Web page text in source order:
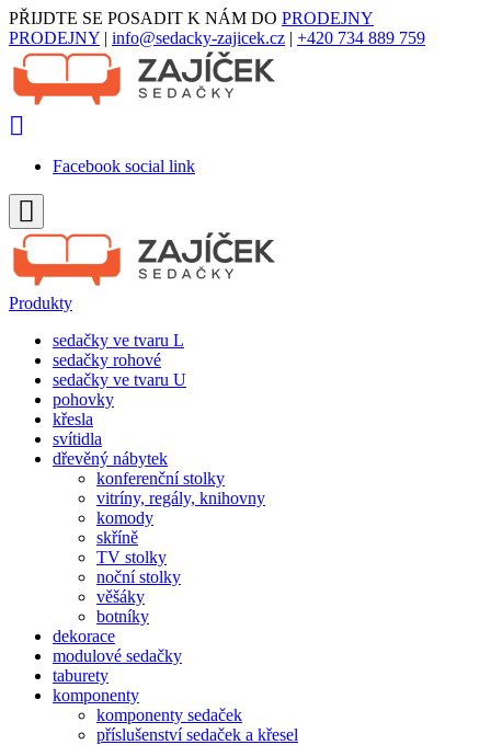
PŘIJDTE SE POSADIT K NÁM DO PRODEJNY
PRODEJNY | info@sedacky-zajicek.cz | +420 734 889 759
Facebook social link
Produkty
sedačky ve tvaru L
sedačky rohové
sedačky ve tvaru U
pohovky
křesla
svítidla
dřevěný nábytek
konferenční stolky
vitríny, regály, knihovny
komody
skříně
TV stolky
noční stolky
věšáky
botníky
dekorace
modulové sedačky
taburety
komponenty
komponenty sedaček
příslušenství sedaček a křesel